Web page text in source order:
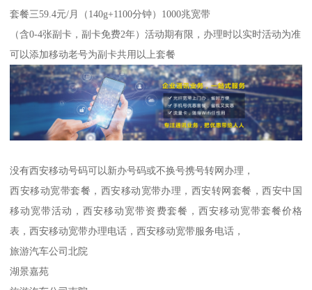
套餐三59.4元/月（140g+1100分钟）1000兆宽带
（含0-4张副卡，副卡免费2年）活动期有限，办理时以实时活动为准
可以添加移动老号为副卡共用以上套餐
没有西安移动号码可以新办号码或不换号携号转网办理，
西安移动宽带套餐，西安移动宽带办理，西安转网套餐，西安中国
移动宽带活动，西安移动宽带资费套餐，西安移动宽带套餐价格
表，西安移动宽带办理电话，西安移动宽带服务电话，
旅游汽车公司北院
湖景嘉苑